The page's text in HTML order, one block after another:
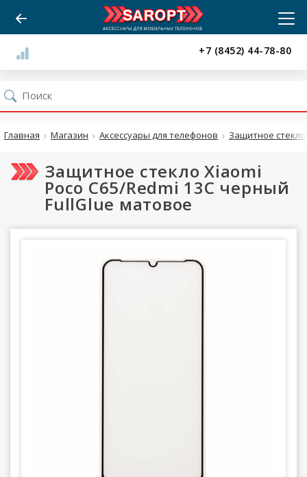
+7 (8452) 44-78-80
Главная Магазин Аксессуары для телефонов Защитное стекло
Защитное стекло Xiaomi
Poco C65/Redmi 13C черный
FullGlue матовое